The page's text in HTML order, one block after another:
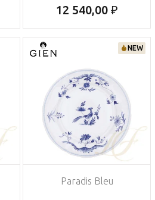
12 540,00 ₽
NEW
Paradis Bleu